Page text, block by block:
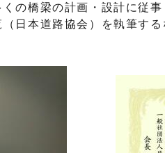
の橋梁の計画・設計に従事
日本道路協会）を執筆す